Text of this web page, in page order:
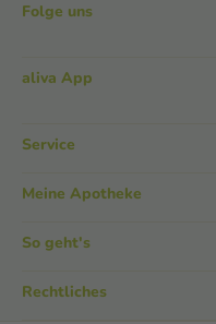
Folge uns
aliva App
Service
Meine Apotheke
So geht's
Rechtliches